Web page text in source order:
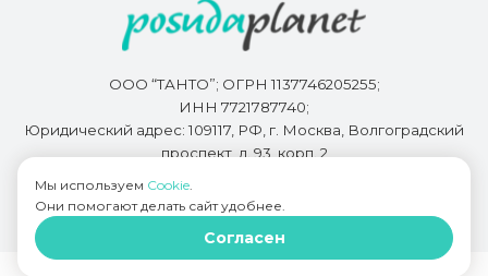
ООО “ТАНТО”; ОГРН 1137746205255;
ИНН 7721787740;
Юридический адрес: 109117, РФ, г. Москва, Волгоградский
проспект, д. 93, корп. 2
Разработкой сайта занимается
Мы используем Cookie.
Они помогают делать сайт удобнее.
Согласен